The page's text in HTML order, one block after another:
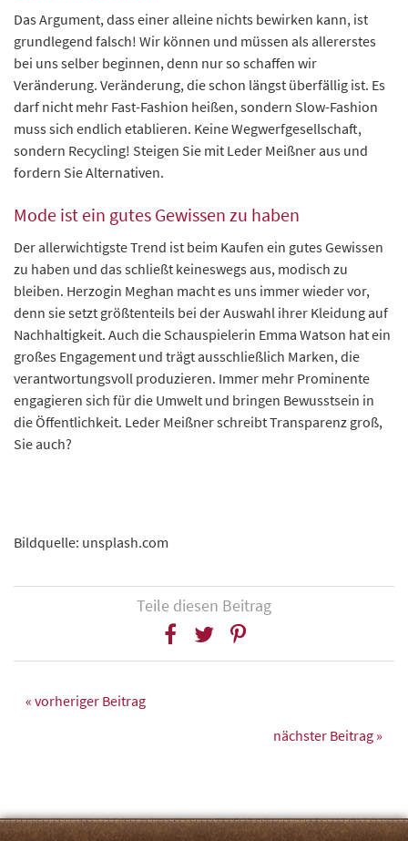
Das Argument, dass einer alleine nichts bewirken kann, ist
grundlegend falsch! Wir können und müssen als allererstes
bei uns selber beginnen, denn nur so schaffen wir
Veränderung. Veränderung, die schon längst überfällig ist. Es
darf nicht mehr Fast-Fashion heißen, sondern Slow-Fashion
muss sich endlich etablieren. Keine Wegwerfgesellschaft,
sondern Recycling! Steigen Sie mit Leder Meißner aus und
fordern Sie Alternativen.
Mode ist ein gutes Gewissen zu haben
Der allerwichtigste Trend ist beim Kaufen ein gutes Gewissen
zu haben und das schließt keineswegs aus, modisch zu
bleiben. Herzogin Meghan macht es uns immer wieder vor,
denn sie setzt größtenteils bei der Auswahl ihrer Kleidung auf
Nachhaltigkeit. Auch die Schauspielerin Emma Watson hat ein
großes Engagement und trägt ausschließlich Marken, die
verantwortungsvoll produzieren. Immer mehr Prominente
engagieren sich für die Umwelt und bringen Bewusstsein in
die Öffentlichkeit. Leder Meißner schreibt Transparenz groß,
Sie auch?
Bildquelle: unsplash.com
Teile diesen Beitrag
« vorheriger Beitrag
nächster Beitrag »